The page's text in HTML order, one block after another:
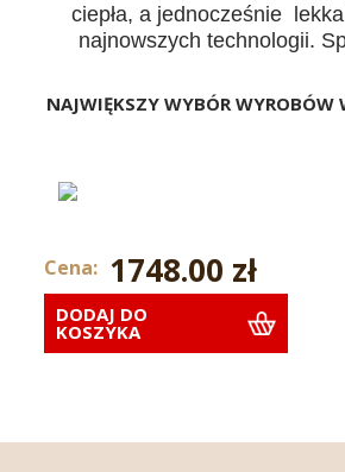
ciepła, a jednocześnie
najnowszych technologii.
NAJWIĘKSZY WYBÓR WYROBÓW
Cena: 1748.00 zł
DODAJ DO
KOSZYKA